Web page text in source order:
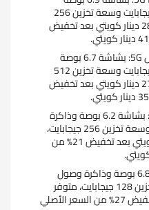
وذاكرة وصول عشوائي 12 جيجابايت وسعة تخزين 256
جيجابايت، متوفر بسعر 286.900 دينار كويتي بعد تخفيض
سامسونج جالاكسي S25 بلس 5G: بشاشة 6.7 بوصة
وذاكرة وصول عشوائي 12 جيجابايت وسعة تخزين 512
جيجابايت، متوفر بسعر 274.900 دينار كويتي بعد تخفيض
سامسونج جالاكسي S25 5G: بشاشة 6.2 بوصة وذاكرة
وصول عشوائي 12 جيجابايت وسعة تخزين 256 جيجابايت،
متوفر بسعر 224.900 دينار كويتي بعد تخفيض 21% من
هواوي نوفا 11 آي: بشاشة 6.8 بوصة وذاكرة وصول
عشوائي 8 جيجابايت وسعة تخزين 128 جيجابايت، متوفر
بسعر 54.9 دينار كويتي بعد تخفيض 27% من السعر الأصلي